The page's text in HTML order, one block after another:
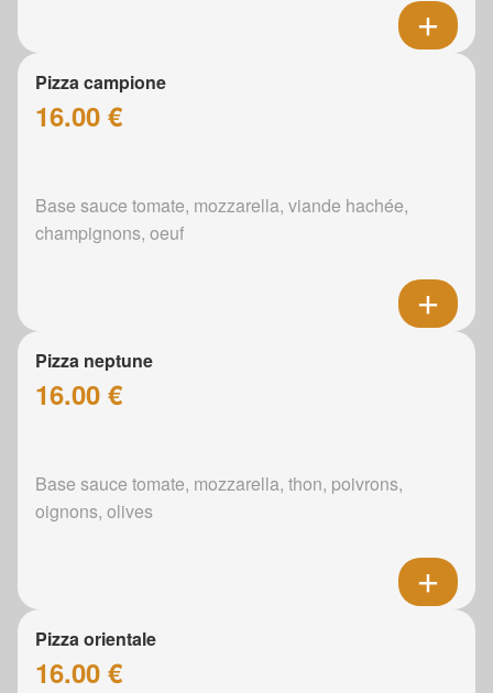
Pizza campione
16.00 €
Base sauce tomate, mozzarella, viande hachée,
champignons, oeuf
Pizza neptune
16.00 €
Base sauce tomate, mozzarella, thon, poivrons,
oignons, olives
Pizza orientale
16.00 €